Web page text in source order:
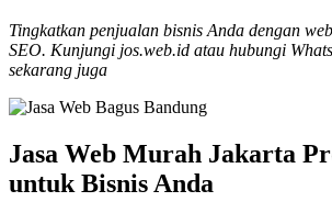
Tingkatkan penjualan bisnis Anda dengan
SEO. Kunjungi jos.web.id atau hubungi
sekarang juga
Jasa Web Murah Jakarta
untuk Bisnis Anda